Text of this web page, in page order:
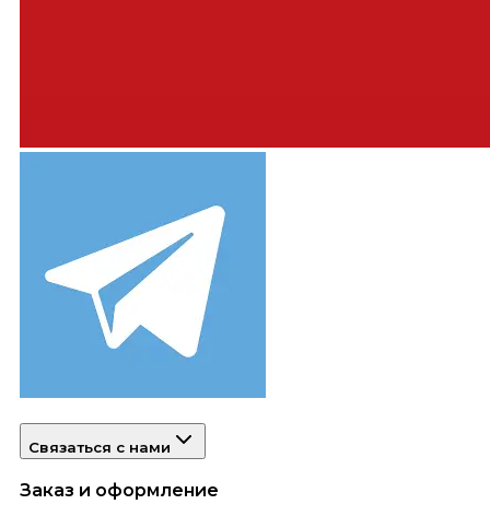
Связаться с нами
Заказ и оформление